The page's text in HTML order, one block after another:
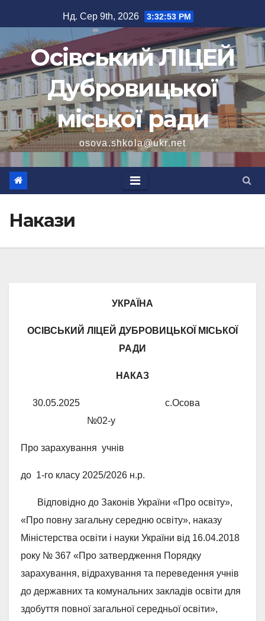
до
вмісту
Нд. Сер 9th, 2026 3:32:54 PM
Осівський ЛІЦЕЙ
Дубровицької
міської ради
osova.shkola@ukr.net
Накази
УКРАЇНА
ОСІВСЬКИЙ ЛІЦЕЙ ДУБРОВИЦЬКОЇ МІСЬКОЇ
РАДИ
НАКАЗ
30.05.2025 с.Осова
№02-у
Про зарахування учнів
до 1-го класу 2025/2026 н.р.
Відповідно до Законів України «Про освіту»,
«Про повну загальну середню освіту», наказу
Міністерства освіти і науки України від 16.04.2018
року № 367 «Про затвердження Порядку
зарахування, відрахування та переведення учнів
до державних та комунальних закладів освіти для
здобуття повної загальної середньої освіти»,